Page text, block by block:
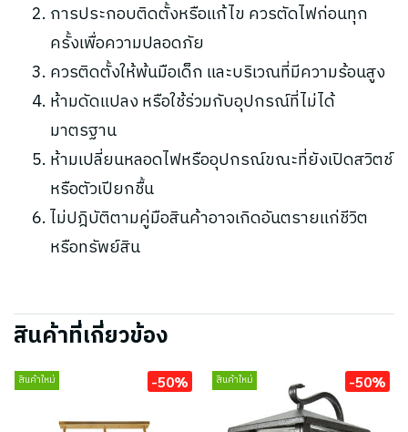
การประกอบติดตั้งหรือแก้ไข ควรตัดไฟก่อนทุก
ครั้งเพื่อความปลอดภัย
ควรติดตั้งให้พ้นมือเด็ก และบริเวณที่มีความร้อนสูง
ห้ามดัดแปลง หรือใช้ร่วมกับอุปกรณ์ที่ไม่ได้
มาตรฐาน
ห้ามเปลี่ยนหลอดไฟหรืออุปกรณ์ขณะที่ยังเปิดสวิตช์
หรือตัวเปียกชื้น
ไม่ปฎิบัติตามคู่มือสินค้าอาจเกิดอันตรายแก่ชีวิต
หรือทรัพย์สิน
สินค้าที่เกี่ยวข้อง
สินค้าใหม่ -50% สินค้าใหม่ -50%